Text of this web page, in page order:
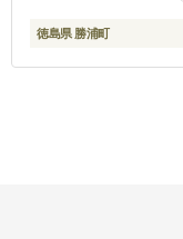
徳島県 勝浦町